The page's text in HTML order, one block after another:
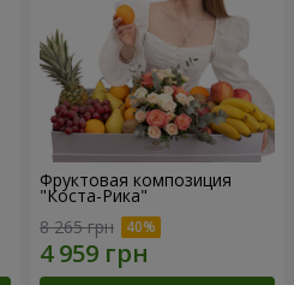
Фруктовая композиция
"Коста-Рика"
8 265 грн